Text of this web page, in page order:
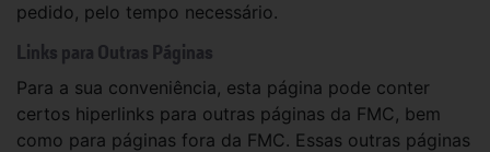
pedido, pelo tempo necessário.
Links para Outras Páginas
Para a sua conveniência, esta página pode conter
certos hiperlinks para outras páginas da FMC, bem
como para páginas fora da FMC. Essas outras páginas